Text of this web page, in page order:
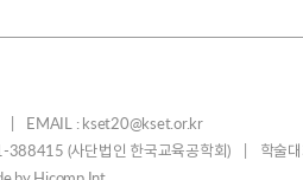
| EMAIL : kset20@kset.or.kr
(사단법인 한국교육공학회) | 학술대